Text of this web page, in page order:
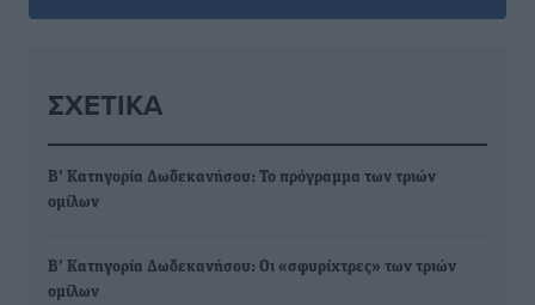
ΣΧΕΤΙΚΆ
Β’ Κατηγορία Δωδεκανήσου: Το πρόγραμμα των τριών
ομίλων
Β’ Κατηγορία Δωδεκανήσου: Οι «σφυρίχτρες» των τριών
ομίλων